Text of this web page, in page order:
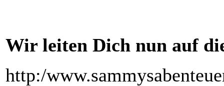
Wir leiten Dich nun auf
http:/